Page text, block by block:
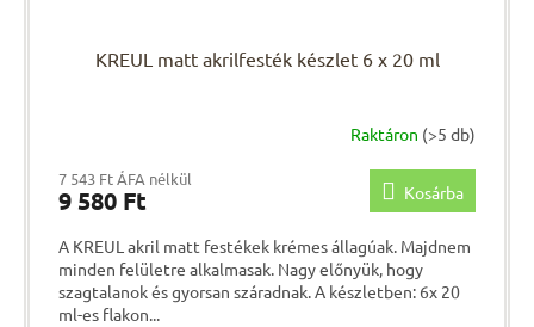
KREUL matt akrilfesték készlet 6 x 20 ml
Raktáron (>5 db)
7 543 Ft ÁFA nélkül
9 580 Ft Kosárba
A KREUL akril matt festékek krémes állagúak. Majdnem
minden felületre alkalmasak. Nagy előnyük, hogy
szagtalanok és gyorsan száradnak. A készletben: 6x 20
ml-es flakon...